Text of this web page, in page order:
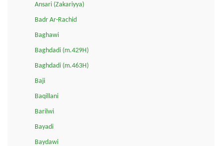
Ansari (Zakariyya)
Badr Ar-Rachid
Baghawi
Baghdadi (m.429H)
Baghdadi (m.463H)
Baji
Baqillani
Barilwi
Bayadi
Baydawi